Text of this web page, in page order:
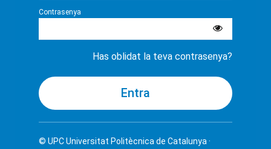
Contrasenya
Has oblidat la teva contrasenya?
© UPCUniversitat Politècnica de Catalunya ·